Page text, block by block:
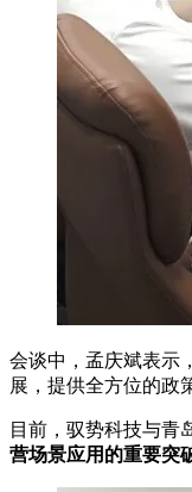
会谈中，孟庆斌表示
展，提供全方位的政
目前，驭势科技与青
营场景应用的重要突